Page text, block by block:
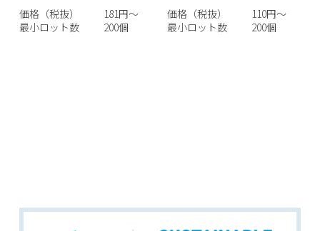
価格（税抜）
181円～
最小ロット数
200個
価格（税抜）
110円～
最小ロット数
200個